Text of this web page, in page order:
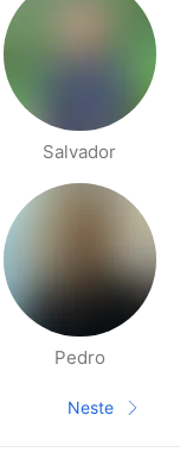
Salvador
Pedro
Neste
Neste